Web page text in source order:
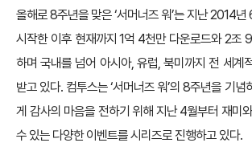
올해로 8주년을 맞은 ‘서머너즈 워’는 지난 2014
시작한 이후 현재까지 1억 4천만 다운로드와 2조
하며 국내를 넘어 아시아, 유럽, 북미까지 전 세계
받고 있다. 컴투스는 ‘서머너즈 워’의 8주년을 기념
게 감사의 마음을 전하기 위해 지난 4월부터 재미
수 있는 다양한 이벤트를 시리즈로 진행하고 있다.